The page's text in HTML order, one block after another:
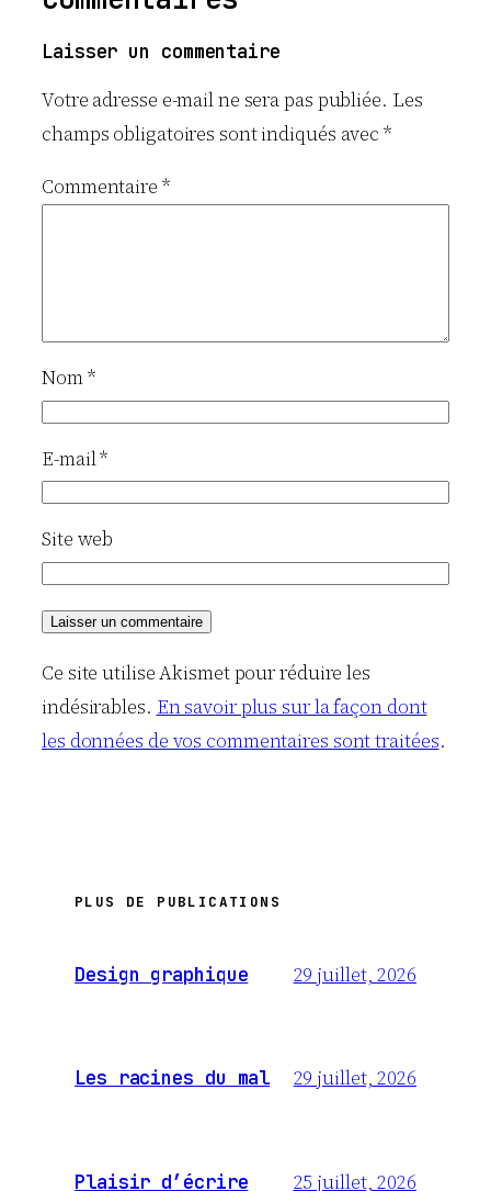
Laisser un commentaire
Votre adresse e-mail ne sera pas publiée. Les
champs obligatoires sont indiqués avec*
Commentaire *
Nom*
E-mail*
Site web
Ce site utilise Akismet pour réduire les
indésirables. En savoir plus sur la façon dont
les données de vos commentaires sont traitées.
PLUS DE PUBLICATIONS
Design graphique 29 juillet, 2026
Les racines du mal 29 juillet, 2026
Plaisir d’écrire 25 juillet, 2026